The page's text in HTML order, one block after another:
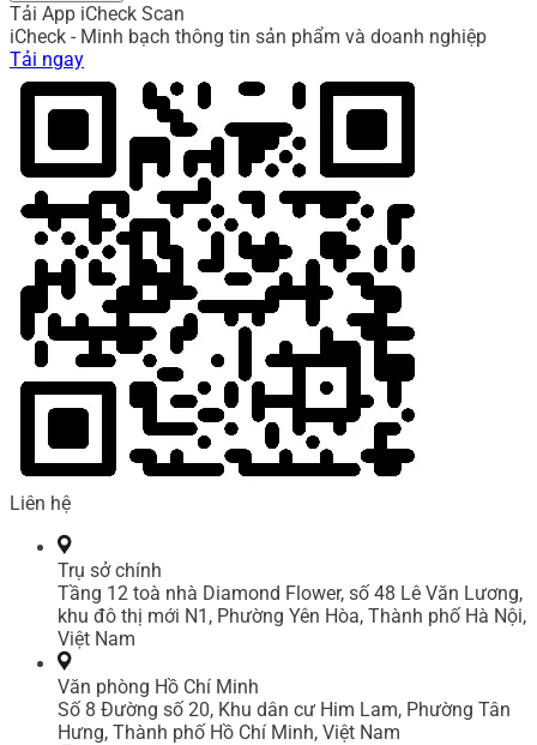
Tải App iCheck Scan
iCheck - Minh bạch thông tin sản phẩm và doanh nghiệp
Tải ngay
Liên hệ
Trụ sở chính
Tầng 12 toà nhà Diamond Flower, số 48 Lê Văn Lương,
khu đô thị mới N1, Phường Yên Hòa, Thành phố Hà Nội,
Việt Nam
Văn phòng Hồ Chí Minh
Số 8 Đường số 20, Khu dân cư Him Lam, Phường Tân
Hưng, Thành phố Hồ Chí Minh, Việt Nam